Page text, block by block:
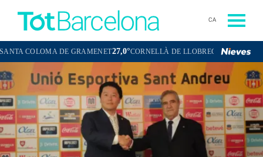
CA
DE GRAMENET27,0°CORNELLÀ DE LLOBREGAT26,0°SANT BOI DE